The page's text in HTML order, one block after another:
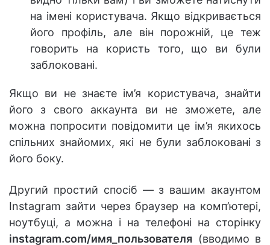
на імені користувача. Якщо відкривається
його профіль, але він порожній, це теж
говорить на користь того, що ви були
заблоковані.
Якщо ви не знаєте ім’я користувача, знайти
його з свого аккаунта ви не зможете, але
можна попросити повідомити це ім’я якихось
спільних знайомих, які не були заблоковані з
його боку.
Другий простий спосіб — з вашим акаунтом
Instagram зайти через браузер на комп’ютері,
ноутбуці, а можна і на телефоні на сторінку
instagram.com/имя_пользователя (вводимо в